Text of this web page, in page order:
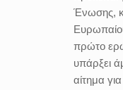
Ένωσης,
πρώτο
υπάρξει
αίτημα